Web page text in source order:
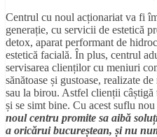
Centrul cu noul acționariat va fi
generație, cu servicii de estetică
detox, aparat performant de
estetică facială. În plus, centrul
servisarea clienților cu meniuri
sănătoase și gustoase, realizate
sau la birou. Astfel clienții câștigă
și se simt bine. Cu acest suflu
noul centru promite sa aibă
a oricărui bucureștean, și nu